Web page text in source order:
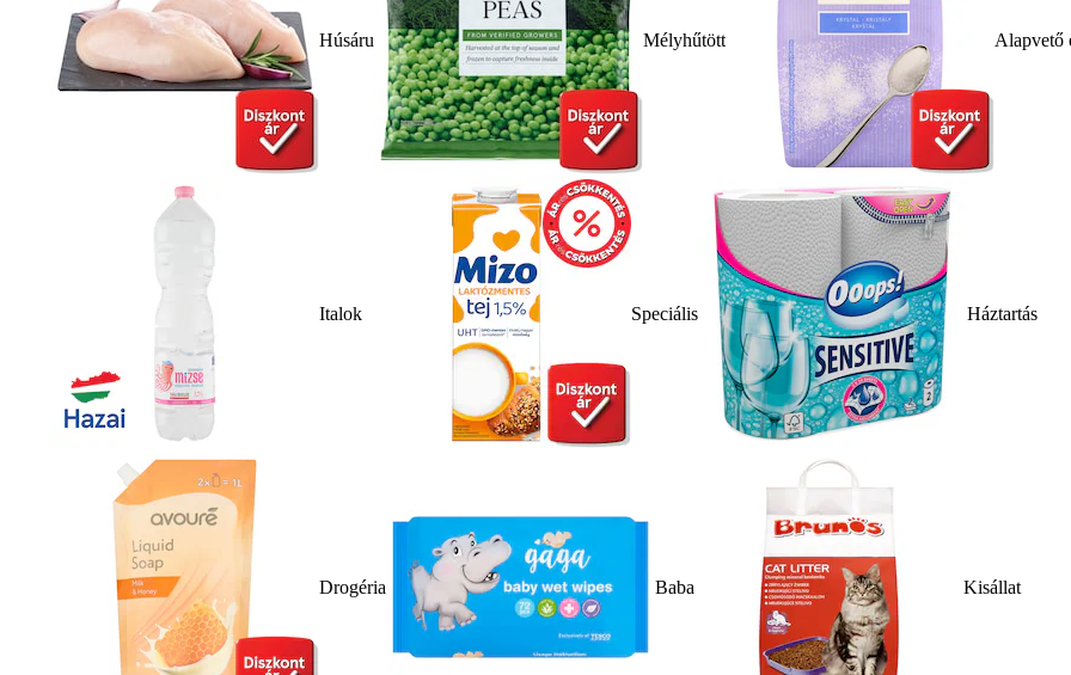
Húsáru Mélyhűtött Alapvető
Italok Speciális Háztartás
Drogéria Baba Kisállat